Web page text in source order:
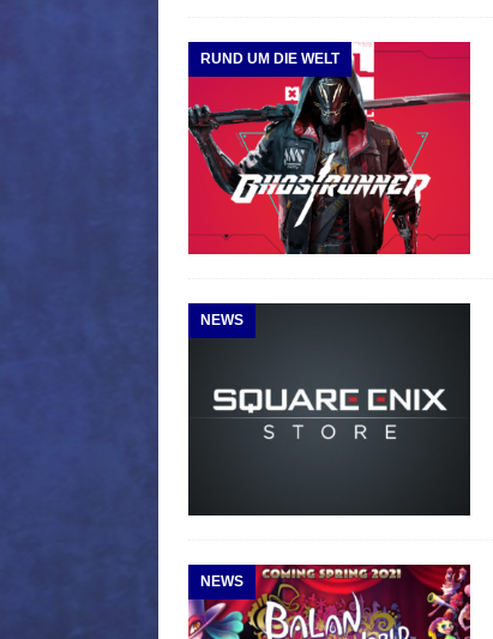
RUND UM DIE WELT
NEWS
NEWS